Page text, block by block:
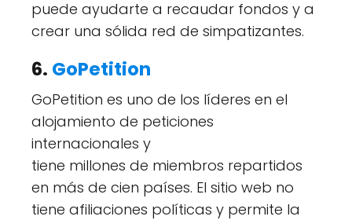
puede ayudarte a recaudar fondos y a
crear una sólida red de simpatizantes.
6. GoPetition
GoPetition es uno de los líderes en el
alojamiento de peticiones
internacionales y
tiene millones de miembros repartidos
en más de cien países. El sitio web no
tiene afiliaciones políticas y permite la